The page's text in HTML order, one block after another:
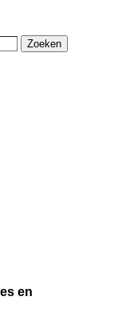
Zoeken
en